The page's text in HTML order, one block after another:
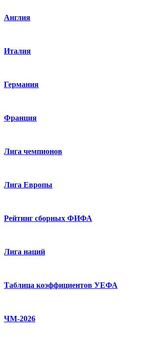
Англия
Италия
Германия
Франция
Лига чемпионов
Лига Европы
Рейтинг сборных ФИФА
Лига наций
Таблица коэффициентов УЕФА
ЧМ-2026